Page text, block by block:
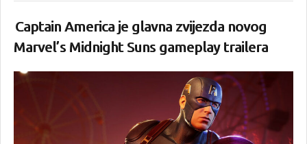
Captain America je glavna zvijezda novog
Marvel’s Midnight Suns gameplay trailera